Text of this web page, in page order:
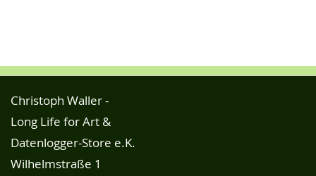
Christoph Waller -
Long Life for Art &
Datenlogger-Store e.K.
Wilhelmstraße 1